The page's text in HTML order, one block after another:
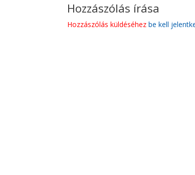
Hozzászólás írása
Hozzászólás küldéséhezbe kell